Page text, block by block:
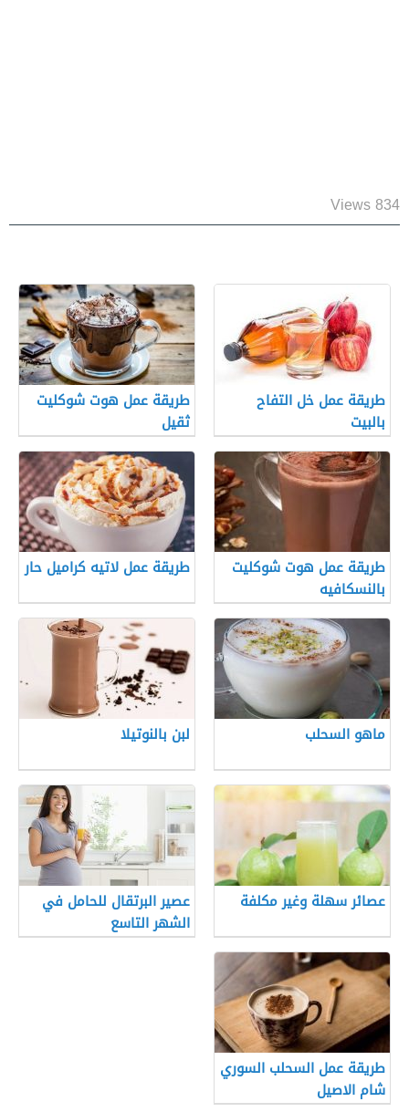
834 Views
طريقة عمل خل التفاح
بالبيت
طريقة عمل هوت شوكليت
ثقيل
طريقة عمل هوت شوكليت
بالنسكافيه
طريقة عمل لاتيه كراميل حار
ماهو السحلب لبن بالنوتيلا
عصائر سهلة وغير مكلفة
عصير البرتقال للحامل في
الشهر التاسع
طريقة عمل السحلب السوري
شام الاصيل